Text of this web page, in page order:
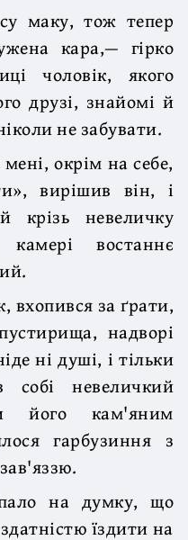
маку, тож тепер
кара,— гірко
чоловік, якого
друзі, знайомі й
не забувати.
окрім на себе,
вирішив він, і
крізь невеличку
востаннє
вхопився за ґрати,
надворі
ні душі, і тільки
собі невеличкий
його кам'яним
гарбузиння з
на думку, що
їздити на